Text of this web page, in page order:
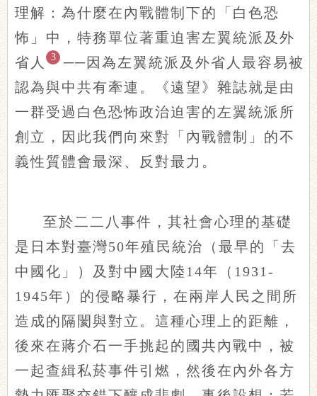
理解：為什麼在內戰體制下的「白色恐
怖」中，特務單位著重迫害左翼統派及外
省人
3
──因為左翼統派及外省人最容易被
認為與中共有牽連。《遠望》雜誌就是由
一群受過白色恐怖政治迫害的左翼統派所
創立，因此我們向來對「內戰體制」的不
義性質體會最深、反對最力。
至於二二八事件，其社會心理的基礎
是日本對臺灣50年殖民統治（最早的「去
中國化」）及對中國大陸14年（1931-
1945年）的侵略暴行，在兩岸人民之間所
造成的隔閡與對立。這種心理上的距離，
後來在蔣介石一手挑起的國共內戰中，被
一起查緝私菸事件引燃，然後在內外各方